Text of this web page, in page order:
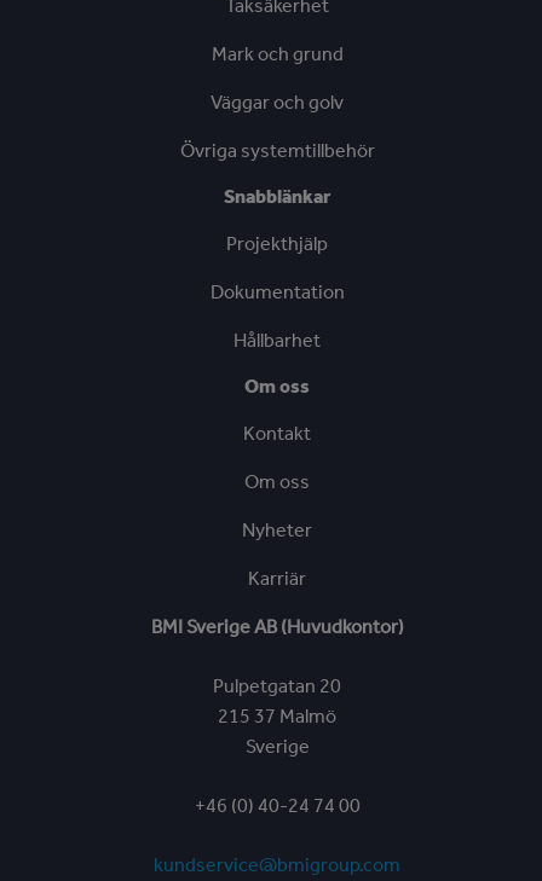
Taksäkerhet
Mark och grund
Väggar och golv
Övriga systemtillbehör
Snabblänkar
Projekthjälp
Dokumentation
Hållbarhet
Om oss
Kontakt
Om oss
Nyheter
Karriär
BMI Sverige AB (Huvudkontor)
Pulpetgatan 20
215 37 Malmö
Sverige
+46 (0) 40-24 74 00
kundservice@bmigroup.com